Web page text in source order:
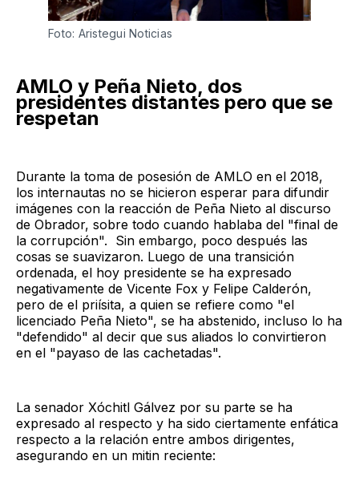
Foto: Aristegui Noticias
AMLO y Peña Nieto, dos
presidentes distantes pero que se
respetan
Durante la toma de posesión de AMLO en el 2018,
los internautas no se hicieron esperar para difundir
imágenes con la reacción de Peña Nieto al discurso
de Obrador, sobre todo cuando hablaba del "final de
la corrupción". Sin embargo, poco después las
cosas se suavizaron. Luego de una transición
ordenada, el hoy presidente se ha expresado
negativamente de Vicente Fox y Felipe Calderón,
pero de el priísita, a quien se refiere como "el
licenciado Peña Nieto", se ha abstenido, incluso lo ha
"defendido" al decir que sus aliados lo convirtieron
en el "payaso de las cachetadas".
La senador Xóchitl Gálvez por su parte se ha
expresado al respecto y ha sido ciertamente enfática
respecto a la relación entre ambos dirigentes,
asegurando en un mitin reciente: